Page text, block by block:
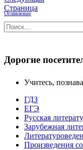
Страница
Оглавление
Дорогие
Учитесь,
ГДЗ
ЕГЭ
Русская
Зарубежная
Произведения